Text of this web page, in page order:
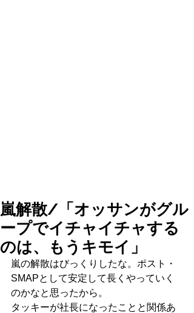
嵐解散/「オッサンがグル
ープでイチャイチャする
のは、もうキモイ」
嵐の解散はびっくりしたな。ポスト・
SMAPとして安定して長くやっていく
のかなと思ったから。
タッキーが社長になったことと関係あ